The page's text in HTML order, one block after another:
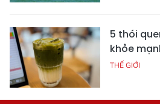
5 thói
khỏe
THẾ GIỚI